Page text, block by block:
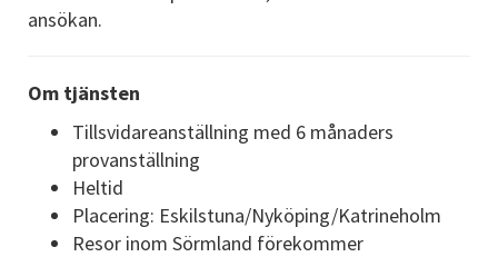
ansökan.
Om tjänsten
Tillsvidareanställning med 6 månaders
provanställning
Heltid
Placering: Eskilstuna/Nyköping/Katrineholm
Resor inom Sörmland förekommer